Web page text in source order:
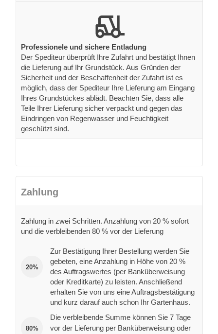
Professionele und sichere Entladung
Der Spediteur überprüft Ihre Zufahrt und bestätigt Ihnen
die Lieferung auf Ihr Grundstück. Aus Gründen der
Sicherheit und der Beschaffenheit der Zufahrt ist es
möglich, dass der Spediteur Ihre Lieferung am Eingang
Ihres Grundstückes ablädt. Beachten Sie, dass alle
Teile Ihrer Lieferung sicher verpackt und gegen das
Eindringen von Regenwasser und Feuchtigkeit
geschützt sind.
Zahlung
Zahlung in zwei Schritten. Anzahlung von 20 % sofort
und die verbleibenden 80 % vor der Lieferung
20%
Zur Bestätigung Ihrer Bestellung werden Sie
gebeten, eine Anzahlung in Höhe von 20 %
des Auftragswertes (per Banküberweisung
oder Kreditkarte) zu leisten. Anschließend
erhalten Sie von uns eine Auftragsbestätigung
und kurz darauf auch schon Ihr Gartenhaus.
80%
Die verbleibende Summe können Sie 7 Tage
vor der Lieferung per Banküberweisung oder